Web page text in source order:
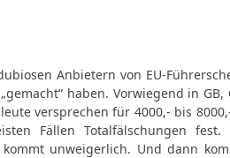
Anbietern von EU-
„gemacht“ haben. Vorwiegend in GB,
versprechen für 4000,- bis
Fällen Totalfälschungen fest.
unweigerlich. Und dann